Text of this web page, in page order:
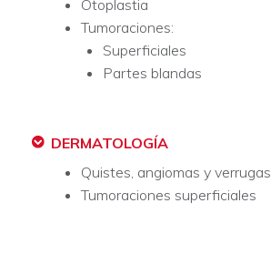
Otoplastia
Tumoraciones:
Superficiales
Partes blandas
DERMATOLOGÍA
Quistes, angiomas y verrugas.
Tumoraciones superficiales